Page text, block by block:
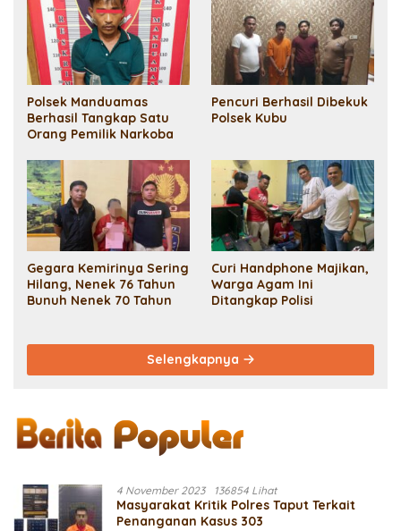
Polsek Manduamas
Berhasil Tangkap Satu
Orang Pemilik Narkoba
Pencuri Berhasil Dibekuk
Polsek Kubu
Gegara Kemirinya Sering
Hilang, Nenek 76 Tahun
Bunuh Nenek 70 Tahun
Curi Handphone Majikan,
Warga Agam Ini
Ditangkap Polisi
Selengkapnya
4 November 2023 136854 Lihat
Masyarakat Kritik Polres Taput Terkait
Penanganan Kasus 303